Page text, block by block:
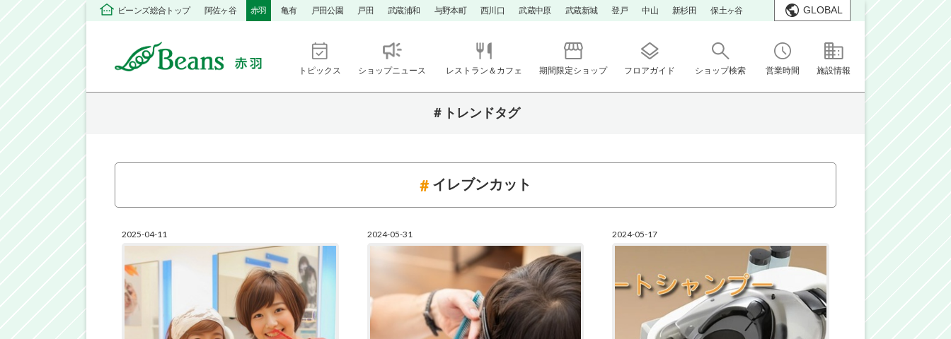
ビーンズ総合トップ 阿佐ヶ谷 赤羽 亀有 戸田公園 戸田 武蔵浦和 与野本町 西川口 武蔵中原 武蔵新城 登戸 中山 新杉田 保土ヶ谷 GLOBAL
トピックス ショップニュース レストラン＆カフェ 期間限定ショップ フロアガイド ショップ検索 営業時間 施設情報
＃トレンドタグ
イレブンカット
2025-04-11 2024-05-31 2024-05-17